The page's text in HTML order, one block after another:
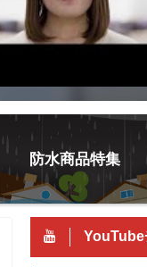
防水商品特集
YouTube